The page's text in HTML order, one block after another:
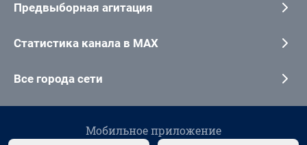
Предвыборная агитация
Статистика канала в MAX
Все города сети
Мобильное приложение